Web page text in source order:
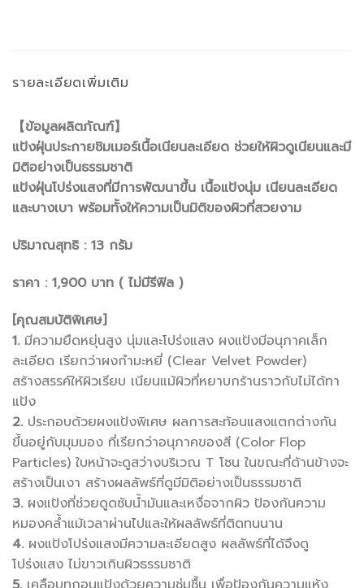
รายละเอียดเพิ่มเติม
【ข้อมูลผลิตภัณฑ์】
แป้งฝุ่นประกายชิมเมอร์เนื้อเนียนละเอียด ช่วยให้ผิวดูเนียนและมี
มิติอย่างเป็นธรรมชาติ
แป้งฝุ่นโปร่งแสงที่มีการพัฒนาขึ้น เนื้อแป้งนุ่ม เนียนละเอียด
และบางเบา พร้อมทั้งให้ความเป็นมิติของผิวที่สวยงาม
ปริมาณสุทธิ : 13 กรัม
ราคา : 1,900 บาท ( ไม่มีรีฟิล )
[คุณสมบัติพิเศษ]
1. มีความยืดหยุ่นสูง นุ่มและโปร่งแสง ผงแป้งมีอนุภาคเล็ก
ละเอียด เรียกว่าผงกำมะหยี่ (Clear Velvet Powder)
สร้างสรรค์ให้ผิวเรียบ เนียนแม้ผิวที่หยาบกร้านราวกับไม่ได้ทา
แป้ง
2. ประกอบด้วยผงแป้งพิเศษ ผลการสะท้อนแสงแตกต่างกัน
ขึ้นอยู่กับมุมมอง ที่เรียกว่าอนุภาคของสี (Color Flop
Particles) ใบหน้าจะดูสว่างบริเวณ T โซน ในขณะที่ด้านข้างจะ
สร้างเป็นเงา สร้างผลลัพธ์ที่ดูมีมิติอย่างเป็นธรรมชาติ
3. ผงแป้งที่ช่วยดูดซับน้ำมันและเหงื่อจากผิว ป้องกันความ
หมองคล้ำแม้เวลาผ่านไปและให้ผลลัพธ์ที่ติดทนนาน
4. ผงแป้งโปร่งแสงมีความละเอียดสูง ผลลัพธ์ที่ได้จึงดู
โปร่งแสง ไม่ขาวเกินผิวธรรมชาติ